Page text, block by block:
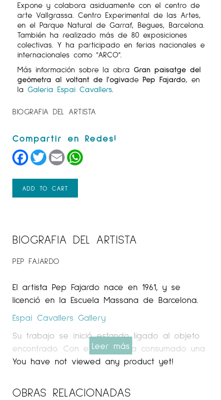
Expone y colabora asiduamente con el centro de
arte Vallgrassa. Centro Experimental de las Artes,
en el Parque Natural de Garraf, Begues, Barcelona.
También ha realizado más de 80 exposiciones
colectivas. Y ha participado en ferias nacionales e
internacionales como "ARCO".
Más información sobre la obra Gran paisatge del
geòmetra al voltant de l’ogivade Pep Fajardo , en
la Galeria Espai Cavallers
BIOGRAFIA DEL ARTISTA
Facebook
TwitterEmail
ADD TO CART
BIOGRAFIA DEL ARTISTA
PEP FAJARDO
El artista Pep Fajardo nace en 1961, y se
licenció en la Escuela Massana de Barcelona.
Espai Cavallers Gallery
Su trabajo se inició estando ligado al objeto
encontrado. Con el tiempo ha consumado una
depuración escultórica tanto formal como
También ha realizado grabado, dibujo,
Leer más
You have not viewed any product yet!
OBRAS RELACIONADAS